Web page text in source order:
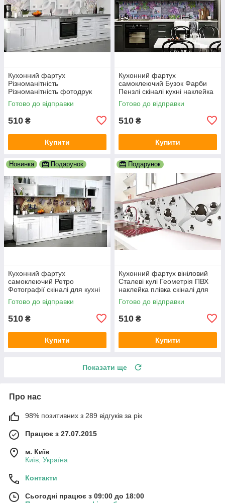
Кухонний фартух
Різноманітність
Різноманітність фотодрук
наклейка на стіну кухні
абстракція 600х2000 мм
Готово до відправки
510 ₴
Купити
Кухонний фартух
самоклеючий Бузок Фарби
Пензлі скіналі кухні наклейка
ПВХ дошки фіолетовий
600х2000 мм
Готово до відправки
510 ₴
Купити
Новинка Подарунок
Кухонний фартух
самоклеючий Ретро
Фотографії скіналі для кухні
наклейка ПВХ Вінтаж
бежевий 600х2000 мм
Готово до відправки
510 ₴
Купити
Подарунок
Кухонний фартух вініловий
Сталеві кулі Геометрія ПВХ
наклейка плівка скіналі для
кухні сірий 600х2000 мм
Готово до відправки
510 ₴
Купити
Показати ще
Про нас
98% позитивних з 289 відгуків за рік
Працює з 27.07.2015
м. Київ
Київ, Україна
Контакти
Сьогодні працює з 09:00 до 18:00